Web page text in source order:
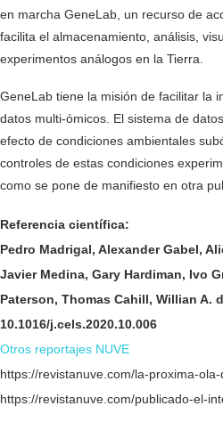
en marcha GeneLab, un recurso de
facilita el almacenamiento, análisis,
experimentos análogos en la Tierra.
GeneLab tiene la misión de facilitar la
datos multi-ómicos. El sistema de
efecto de condiciones ambientales
controles de estas condiciones
como se pone de manifiesto en otra
Referencia científica:
Pedro Madrigal, Alexander Gabel,
Javier Medina, Gary Hardiman, Ivo
Paterson, Thomas Cahill, Willian A.
10.1016/j.cels.2020.10.006
Otros reportajes NUVE
https://revistanuve.com/la-proxima-
https://revistanuve.com/publicado-el-